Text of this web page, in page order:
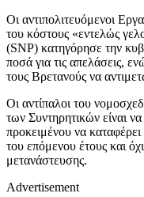
Οι αντιπολιτευόμενοι
του κόστους «εντελώς
(SNP) κατηγόρησε την
ποσά για τις απελάσεις,
τους Βρετανούς να
Οι αντίπαλοι του
των Συντηρητικών είναι
προκειμένου να καταφέρει
του επόμενου έτους και
μετανάστευσης.
Advertisement